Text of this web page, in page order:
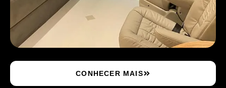
CONHECER MAIS